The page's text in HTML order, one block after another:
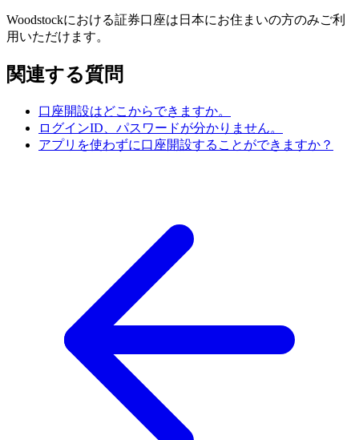
Woodstockにおける証券口座は日本にお住まいの方のみご利
用いただけます。
関連する質問
口座開設はどこからできますか。
ログインID、パスワードが分かりません。
アプリを使わずに口座開設することができますか？